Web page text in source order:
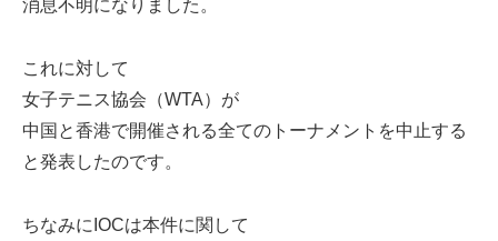
消息不明になりました。
これに対して
女子テニス協会（WTA）が
中国と香港で開催される全てのトーナメントを中止する
と発表したのです。
ちなみにIOCは本件に関して